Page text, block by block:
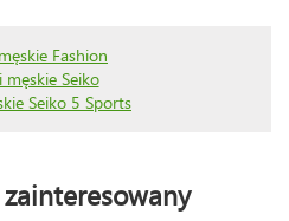
Fashion
męskie Seiko
Seiko 5 Sports